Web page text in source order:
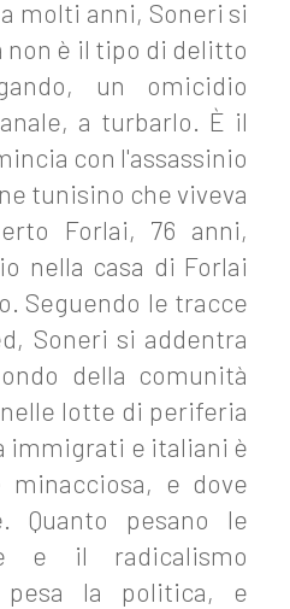
molti anni, Soneri si
non è il tipo di delitto
un omicidio
a turbarlo. È il
con l'assassinio
tunisino che viveva
Forlai, 76 anni,
nella casa di Forlai
Seguendo le tracce
Soneri si addentra
della comunità
lotte di periferia
immigrati e italiani è
e dove
Quanto pesano le
e il radicalismo
pesa la politica, e